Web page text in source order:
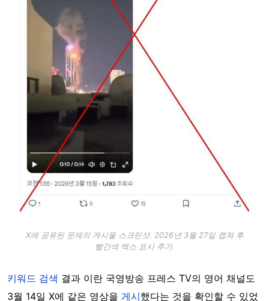
X에 공유된 문제의 게시물 스크린샷. 2026년 3월 27일 캡쳐 후
빨간색 엑스 표시 추가.
키워드 검색 결과 이란 국영방송 프레스 TV의 영어 채널도
3월 14일 X에 같은 영상을 게시했다는 것을 확인할 수 있었